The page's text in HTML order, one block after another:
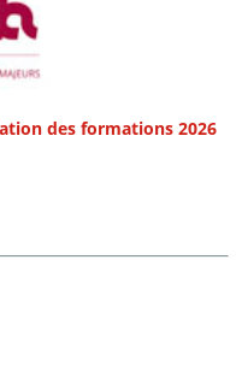
des formations 2026